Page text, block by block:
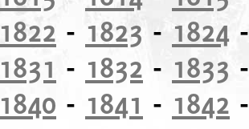
1822 - 1823 - 1824
1831 - 1832 - 1833
1840 - 1841 - 1842